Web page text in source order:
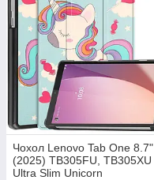
Чохол Lenovo Tab One 8.7"
(2025) TB305FU, TB305XU
Ultra Slim Unicorn